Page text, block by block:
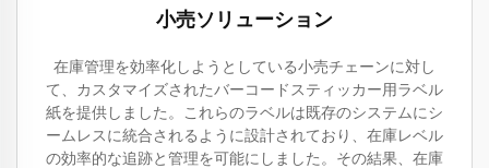
小売ソリューション
在庫管理を効率化しようとしている小売チェーンに対し
て、カスタマイズされたバーコードスティッカー用ラベル
紙を提供しました。これらのラベルは既存のシステムにシ
ームレスに統合されるように設計されており、在庫レベル
の効率的な追跡と管理を可能にしました。その結果、在庫